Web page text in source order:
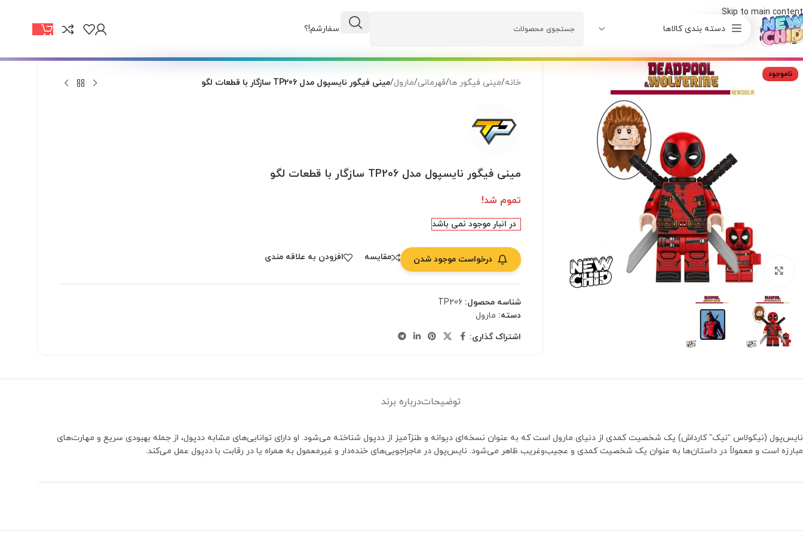
Skip to main content
دسته بندی کالاها
وضعیت سفارشم!؟
ناموجود
بزرگنمایی تصویر
خانه/مینی فیگور ها/قهرمانی/مارول/مینی فیگور نایسپول مدل TP206 سازگار با قطعات لگو
مینی فیگور نایسپول مدل TP206 سازگار با قطعات لگو
تموم شد!
در انبار موجود نمی باشد
درخواست موجود شدن مقایسه افزودن به علاقه مندی
شناسه محصول: TP206
دسته: مارول
اشتراک گذاری:
توضیحاتدرباره برند
نایس‌پول (نیکولاس “نیک” کارداش) یک شخصیت کمدی از دنیای مارول است که به عنوان نسخه‌ای دیوانه و طنزآمیز از ددپول شناخته می‌شود. او دارای توانایی‌های مشابه ددپول، از جمله بهبودی سریع و مهارت‌های
مبارزه است و معمولاً در داستان‌ها به عنوان یک شخصیت کمدی و عجیب‌وغریب ظاهر می‌شود. نایس‌پول در ماجراجویی‌های خنده‌دار و غیرمعمول به همراه یا در رقابت با ددپول عمل می‌کند.